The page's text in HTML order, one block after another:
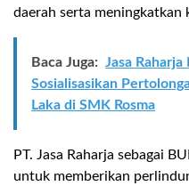
daerah serta meningkatkan
Baca Juga: Jasa Raharja
Sosialisasikan
Laka di SMK Rosma
PT. Jasa Raharja sebagai
untuk memberikan